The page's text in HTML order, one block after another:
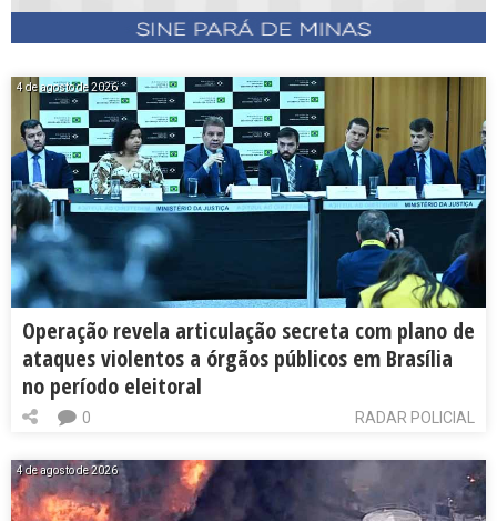
4 de agosto de 2026
Operação revela articulação secreta com plano de
ataques violentos a órgãos públicos em Brasília
no período eleitoral
RADAR POLICIAL
0
4 de agosto de 2026